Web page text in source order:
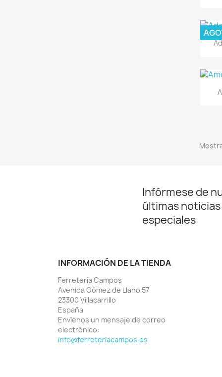
Infórmese de
últimas
especiales
INFORMACIÓN DE LA TIENDA
Ferretería Campos
Avenida Gómez de Llano 57
23300 Villacarrillo
España
Envíenos un mensaje de correo
electrónico:
info@ferreteriacampos.es